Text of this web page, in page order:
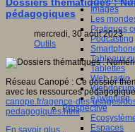
Images
Les
Pratiques
Podcasting
Tableaux
Tablettes
Web radio
eTwinning
Prospective
Espaces
Dossiers thématiques :
pédagogiques
mercredi, 30 août 2023
Outils
Réseau Canopé : Ce dossier
avec les ressources
canope.fr/agence-des-usages/
pedagogiques.html